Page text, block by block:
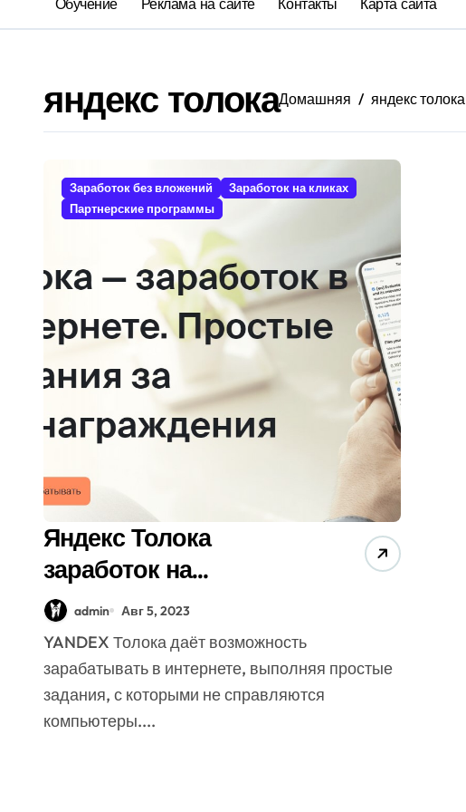
Обучение Реклама на сайте Контакты Карта сайта
яндекс толокаДомашняя яндекс толока
Заработок без вложений
Заработок на кликах
Партнерские программы
Яндекс Толока
заработок на
выполнении
несложных заданий
admin Авг 5, 2023
YANDEX Толока даёт возможность
зарабатывать в интернете, выполняя простые
задания, с которыми не справляются
компьютеры....